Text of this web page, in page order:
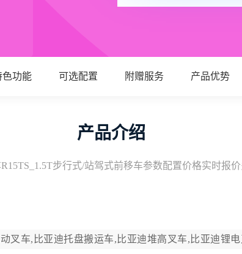
色功能 可选配置 附赠服务 产品优势
产品介绍
步行式/站驾式前移车参数配置价格实时报
叉车,比亚迪托盘搬运车,比亚迪堆高叉车,比亚迪锂